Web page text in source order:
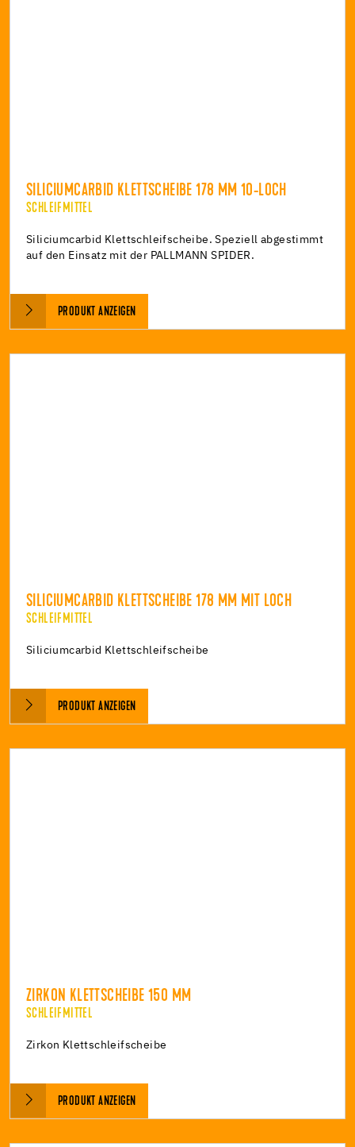
SILICIUMCARBID KLETTSCHEIBE 178 MM 10-LOCH
SCHLEIFMITTEL
Siliciumcarbid Klettschleifscheibe. Speziell abgestimmt
auf den Einsatz mit der PALLMANN SPIDER.
PRODUKT ANZEIGEN
SILICIUMCARBID KLETTSCHEIBE 178 MM MIT LOCH
SCHLEIFMITTEL
Siliciumcarbid Klettschleifscheibe
PRODUKT ANZEIGEN
ZIRKON KLETTSCHEIBE 150 MM
SCHLEIFMITTEL
Zirkon Klettschleifscheibe
PRODUKT ANZEIGEN